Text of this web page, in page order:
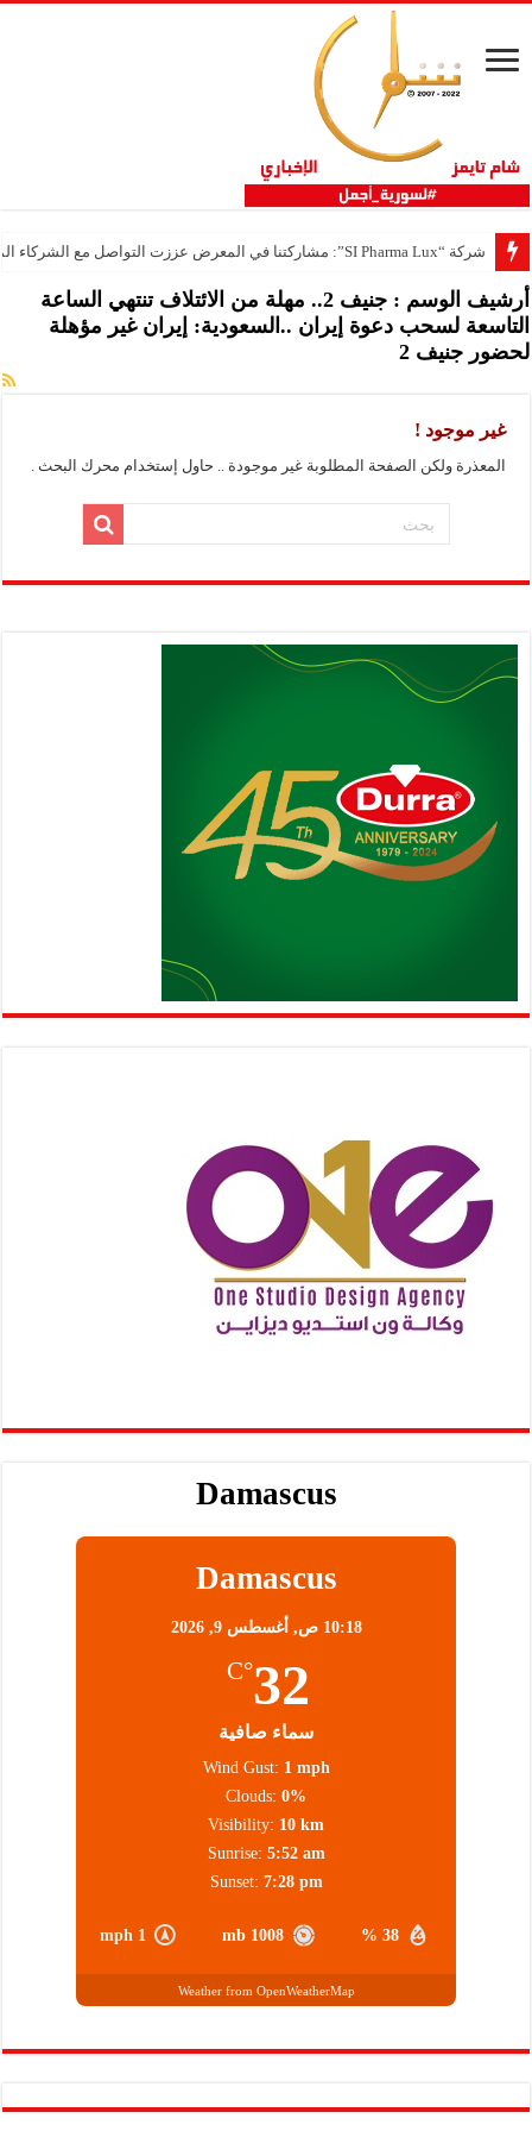
شركة “SI Pharma Lux”: مشاركتنا في المعرض عززت التواصل مع الشركاء المحليين والدوليين
أرشيف الوسم :
جنيف 2.. مهلة من الائتلاف تنتهي الساعة
التاسعة لسحب دعوة إيران ..السعودية: إيران غير مؤهلة
لحضور جنيف 2
غير موجود !
المعذرة ولكن الصفحة المطلوبة غير موجودة .. حاول إستخدام محرك البحث .
Damascus
Damascus
10:18 ص, أغسطس 9, 2026
32
°C
سماء صافية
38 %
1008 mb
1 mph
Wind Gust: 1 mph
Clouds: 0%
Visibility: 10 km
Sunrise: 5:52 am
Sunset: 7:28 pm
Weather from OpenWeatherMap